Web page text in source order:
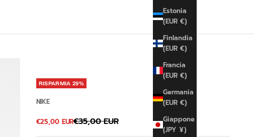
Estonia
(EUR €)
Finlandia
(EUR €)
Francia
(EUR €)
Germania
(EUR €)
Giappone
(JPY ¥)
RISPARMIA 29%
NIKE
Prezzo scontato
€25,00 EURPrezzo
€35,00 EUR